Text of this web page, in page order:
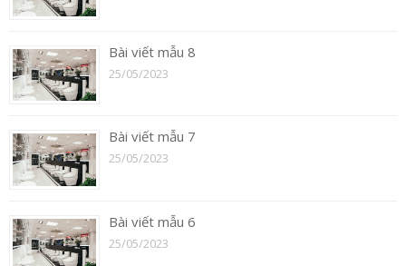
Bài viết mẫu 8
25/05/2023
Bài viết mẫu 7
25/05/2023
Bài viết mẫu 6
25/05/2023